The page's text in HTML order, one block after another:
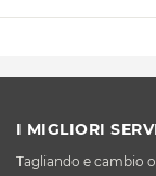
I MIGLIORI
Tagliando e cambio